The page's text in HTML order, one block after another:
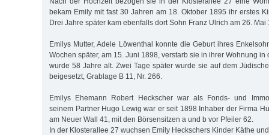
bekam Emily mit fast 30 Jahren am 18. Oktober 1895 ihr erstes
Drei Jahre später kam ebenfalls dort Sohn Franz Ulrich am 26. Mai
Emilys Mutter, Adele Löwenthal konnte die Geburt ihres
Wochen später, am 15. Juni 1898, verstarb sie in ihrer Wohnung
wurde 58 Jahre alt. Zwei Tage später wurde sie auf dem
beigesetzt, Grablage B 11, Nr. 266.
Emilys Ehemann Robert Heckscher war als Fonds- und
seinem Partner Hugo Lewig war er seit 1898 Inhaber der Firma
am Neuer Wall 41, mit den Börsensitzen a und b vor Pfeiler 62.
In der Klosterallee 27 wuchsen Emily Heckschers Kinder Käthe